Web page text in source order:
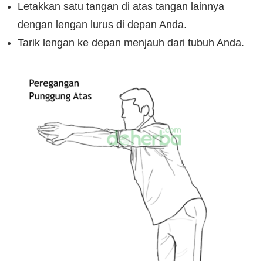
Letakkan satu tangan di atas tangan lainnya
dengan lengan lurus di depan Anda.
Tarik lengan ke depan menjauh dari tubuh Anda.